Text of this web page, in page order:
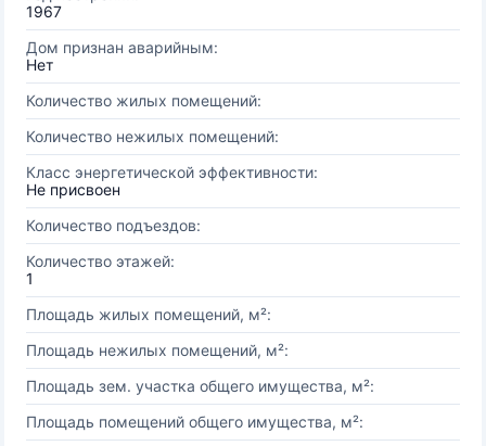
1967
Дом признан аварийным:
Нет
Количество жилых помещений:
Количество нежилых помещений:
Класс энергетической эффективности:
Не присвоен
Количество подъездов:
Количество этажей:
1
Площадь жилых помещений, м²:
Площадь нежилых помещений, м²:
Площадь зем. участка общего имущества, м²:
Площадь помещений общего имущества, м²: